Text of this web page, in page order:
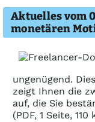
Aktuelles vom
monetären
ungenügend.
zeigt Ihnen die
auf, die Sie
(PDF, 1 Seite, 110